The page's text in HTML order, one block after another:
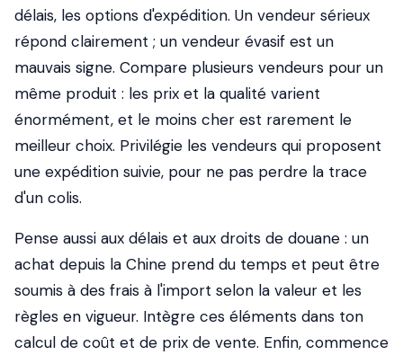
délais, les options d'expédition. Un vendeur sérieux
répond clairement ; un vendeur évasif est un
mauvais signe. Compare plusieurs vendeurs pour un
même produit : les prix et la qualité varient
énormément, et le moins cher est rarement le
meilleur choix. Privilégie les vendeurs qui proposent
une expédition suivie, pour ne pas perdre la trace
d'un colis.
Pense aussi aux délais et aux droits de douane : un
achat depuis la Chine prend du temps et peut être
soumis à des frais à l'import selon la valeur et les
règles en vigueur. Intègre ces éléments dans ton
calcul de coût et de prix de vente. Enfin, commence